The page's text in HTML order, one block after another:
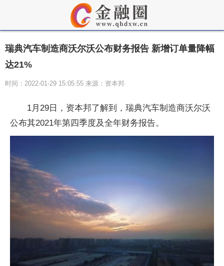
瑞典汽车制造商沃尔沃公布财务报告 新增订单量降幅
达21%
时间：2022-01-29 15:05:55 来源：资本邦
1月29日，资本邦了解到，瑞典汽车制造商沃尔沃
公布其2021年第四季度及全年财务报告。